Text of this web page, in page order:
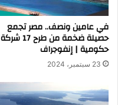
في عامين ونصف.. مصر تجمع
حصيلة ضخمة من طرح 17 شركة
حكومية | إنفوجراف
23 سبتمبر، 2024